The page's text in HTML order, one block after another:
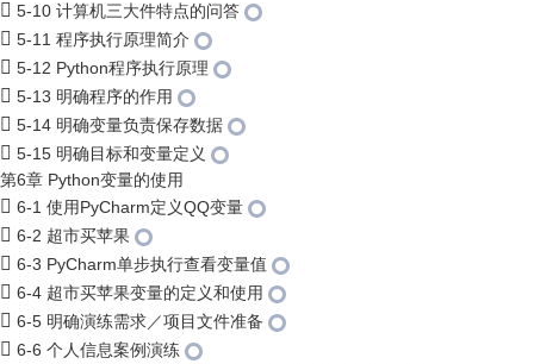
5-10 计算机三大件特点的问答
5-11 程序执行原理简介
5-12 Python程序执行原理
5-13 明确程序的作用
5-14 明确变量负责保存数据
5-15 明确目标和变量定义
第6章 Python变量的使用
6-1 使用PyCharm定义QQ变量
6-2 超市买苹果
6-3 PyCharm单步执行查看变量值
6-4 超市买苹果变量的定义和使用
6-5 明确演练需求／项目文件准备
6-6 个人信息案例演练